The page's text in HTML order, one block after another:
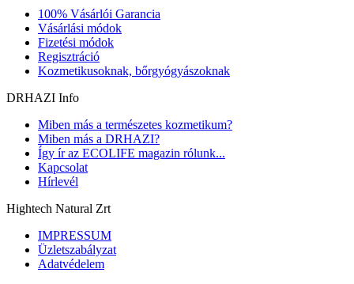
100% Vásárlói Garancia
Vásárlási módok
Fizetési módok
Regisztráció
Kozmetikusoknak, bőrgyógyászoknak
DRHAZI Info
Miben más a természetes kozmetikum?
Miben más a DRHAZI?
Így ír az ECOLIFE magazin rólunk...
Kapcsolat
Hírlevél
Hightech Natural Zrt
IMPRESSUM
Üzletszabályzat
Adatvédelem